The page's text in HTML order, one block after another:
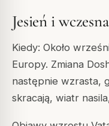
Jesień i
Kiedy: Około
Europy. Zmiana
następnie wzrasta,
skracają, wiatr